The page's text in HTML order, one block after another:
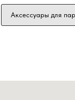
Аксессуары для